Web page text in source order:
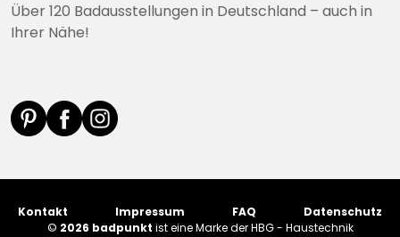
Über 120 Badausstellungen in Deutschland – auch in
Ihrer Nähe!
© 2026 badpunkt ist eine Marke der HBG - Haustechnik
Kontakt Impressum FAQ Datenschutz